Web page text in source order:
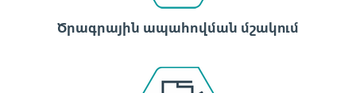
Ծրագրային ապահովման մշակում